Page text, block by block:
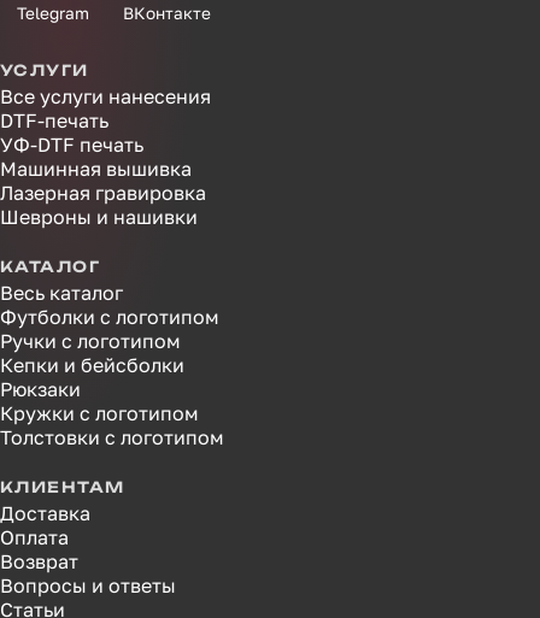
Telegram ВКонтакте
УСЛУГИ
Все услуги нанесения
DTF-печать
УФ-DTF печать
Машинная вышивка
Лазерная гравировка
Шевроны и нашивки
КАТАЛОГ
Весь каталог
Футболки с логотипом
Ручки с логотипом
Кепки и бейсболки
Рюкзаки
Кружки с логотипом
Толстовки с логотипом
КЛИЕНТАМ
Доставка
Оплата
Возврат
Вопросы и ответы
Статьи